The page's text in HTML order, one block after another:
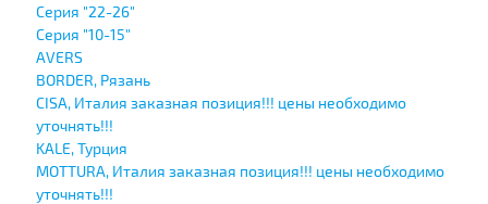
Серия "22-26"
Серия "10-15"
AVERS
BORDER, Рязань
CISA, Италия заказная позиция!!! цены необходимо
уточнять!!!
KALE, Турция
MOTTURA, Италия заказная позиция!!! цены необходимо
уточнять!!!